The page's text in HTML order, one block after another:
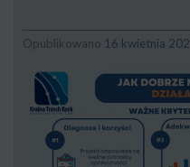
Opublikowano 16 kwietnia